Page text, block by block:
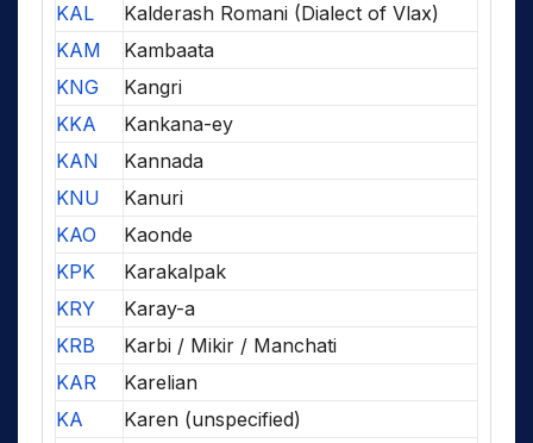
KAL
Kalderash Romani (Dialect of Vlax)
KAM
Kambaata
KNG
Kangri
KKA
Kankana-ey
KAN
Kannada
KNU
Kanuri
KAO
Kaonde
KPK
Karakalpak
KRY
Karay-a
KRB
Karbi / Mikir / Manchati
KAR
Karelian
KA
Karen (unspecified)